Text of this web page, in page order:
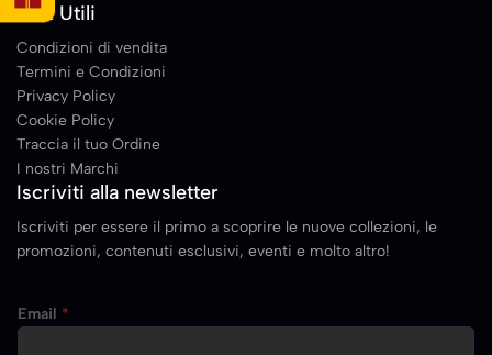
Link Utili
Condizioni di vendita
Termini e Condizioni
Privacy Policy
Cookie Policy
Traccia il tuo Ordine
I nostri Marchi
Iscriviti alla newsletter
Iscriviti per essere il primo a scoprire le nuove collezioni, le
promozioni, contenuti esclusivi, eventi e molto altro!
m
Email *